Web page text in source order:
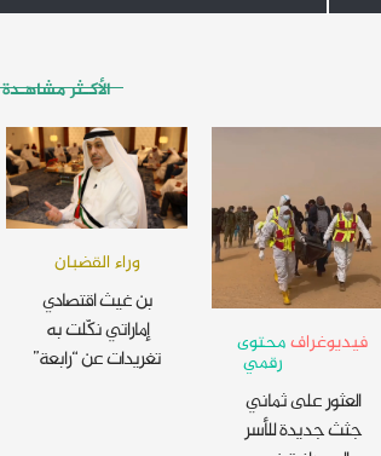
الأكـثر مشاهـدة
فيديوغرافمحتوى
رقمي
العثور على ثماني
جثث جديدة للأسر
وراء القضبان
بن غيث اقتصادي
إماراتي نكّلت به
تغريدات عن “رابعة”